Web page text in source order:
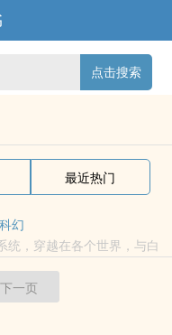
点击搜索
最近热门
科幻
统，穿越在各个世界，与白
主:虽然你很好，但是我还
这么喜欢我。秦珂:没关
下一页